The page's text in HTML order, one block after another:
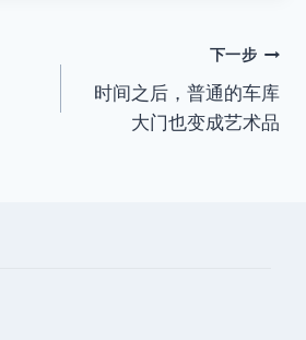
下一步
时间之后，普通的车库
大门也变成艺术品